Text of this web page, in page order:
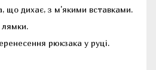
що дихає, з м'якими вставками.
лямки.
рюкзака у руці.